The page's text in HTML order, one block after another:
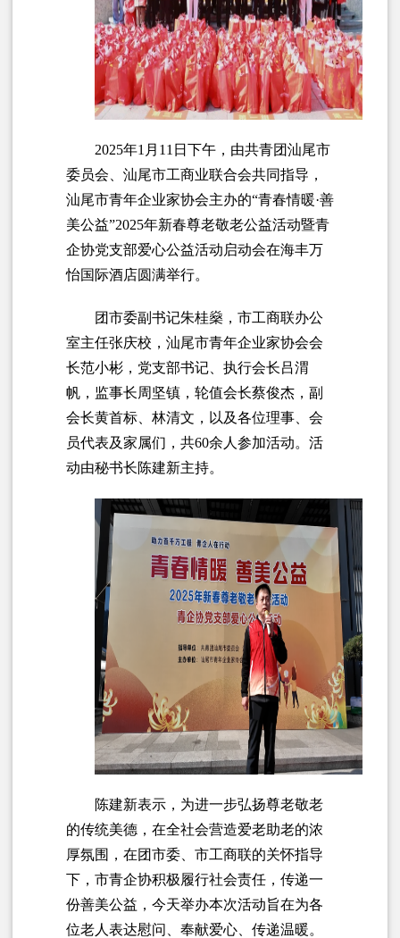
2025年1月11日下午，由共青团汕尾市
委员会、汕尾市工商业联合会共同指导，
汕尾市青年企业家协会主办的“青春情暖·善
美公益”2025年新春尊老敬老公益活动暨青
企协党支部爱心公益活动启动会在海丰万
怡国际酒店圆满举行。
团市委副书记朱桂燊，市工商联办公
室主任张庆校，汕尾市青年企业家协会会
长范小彬，党支部书记、执行会长吕渭
帆，监事长周坚镇，轮值会长蔡俊杰，副
会长黄首标、林清文，以及各位理事、会
员代表及家属们，共60余人参加活动。活
动由秘书长陈建新主持。
陈建新表示，为进一步弘扬尊老敬老
的传统美德，在全社会营造爱老助老的浓
厚氛围，在团市委、市工商联的关怀指导
下，市青企协积极履行社会责任，传递一
份善美公益，今天举办本次活动旨在为各
位老人表达慰问、奉献爱心、传递温暖。